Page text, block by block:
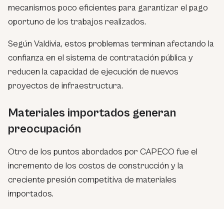
mecanismos poco eficientes para garantizar el pago
oportuno de los trabajos realizados.
Según Valdivia, estos problemas terminan afectando la
confianza en el sistema de contratación pública y
reducen la capacidad de ejecución de nuevos
proyectos de infraestructura.
Materiales importados generan
preocupación
Otro de los puntos abordados por CAPECO fue el
incremento de los costos de construcción y la
creciente presión competitiva de materiales
importados.